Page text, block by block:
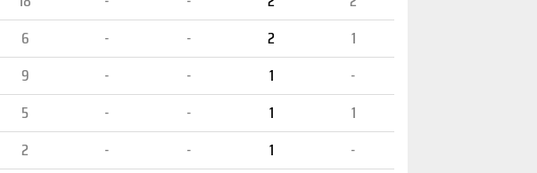
6
- - 2
1
9
- - 1
-
5
- - 1
1
2
- - 1
-